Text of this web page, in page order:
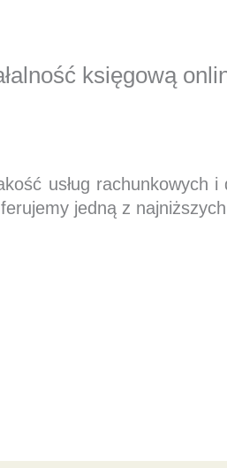
księgową
usług rachunkowych
jedną z